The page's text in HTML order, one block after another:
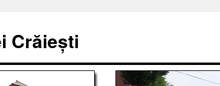
Crăiești